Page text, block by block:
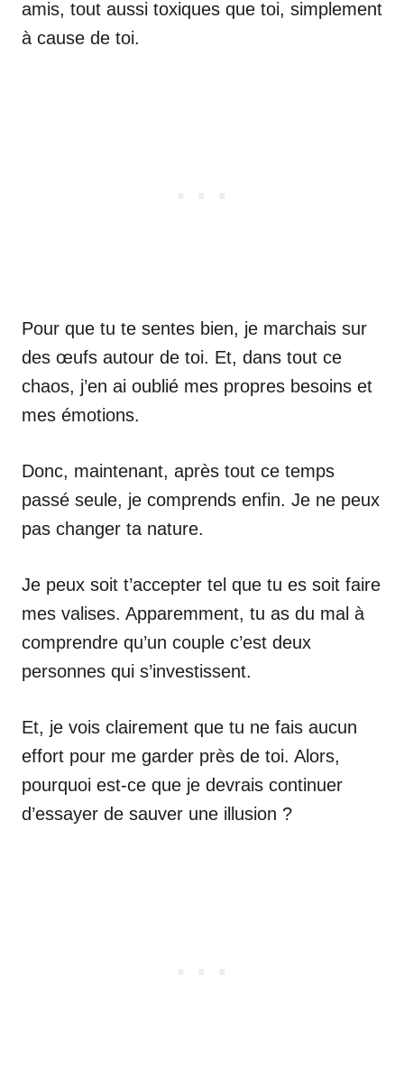
amis, tout aussi toxiques que toi, simplement
à cause de toi.
Pour que tu te sentes bien, je marchais sur
des œufs autour de toi. Et, dans tout ce
chaos, j’en ai oublié mes propres besoins et
mes émotions.
Donc, maintenant, après tout ce temps
passé seule, je comprends enfin. Je ne peux
pas changer ta nature.
Je peux soit t’accepter tel que tu es soit faire
mes valises. Apparemment, tu as du mal à
comprendre qu’un couple c’est deux
personnes qui s’investissent.
Et, je vois clairement que tu ne fais aucun
effort pour me garder près de toi. Alors,
pourquoi est-ce que je devrais continuer
d’essayer de sauver une illusion ?